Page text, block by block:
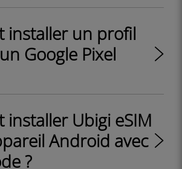
installer un profil
Google Pixel
installer Ubigi eSIM
Android avec
?